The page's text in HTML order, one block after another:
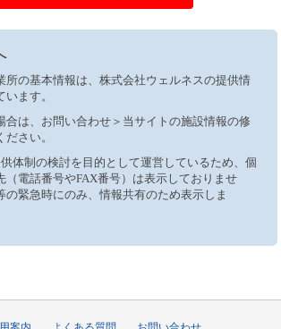
所の基本情報は、株式会社ウェルネスの提供情
ます。
合は、お問い合わせ＞当サイトの施設情報の修
さい。
体制の検討を目的として運営しているため、個
（電話番号やFAX番号）は表示しておりませ
緊急時にのみ、情報共有のため表示しま